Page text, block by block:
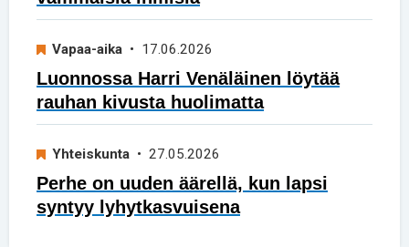
Vapaa-aika • 17.06.2026
Luonnossa Harri Venäläinen löytää
rauhan kivusta huolimatta
Yhteiskunta • 27.05.2026
Perhe on uuden äärellä, kun lapsi
syntyy lyhytkasvuisena